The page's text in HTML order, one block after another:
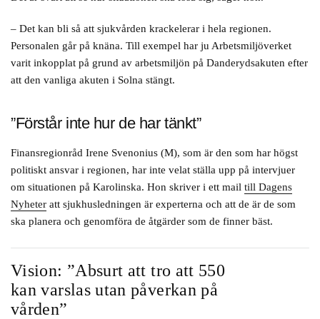
– Det kan bli så att sjukvården krackelerar i hela regionen.
Personalen går på knäna. Till exempel har ju Arbetsmiljöverket
varit inkopplat på grund av arbetsmiljön på Danderydsakuten efter
att den vanliga akuten i Solna stängt.
”Förstår inte hur de har tänkt”
Finansregionråd Irene Svenonius (M), som är den som har högst
politiskt ansvar i regionen, har inte velat ställa upp på intervjuer
om situationen på Karolinska. Hon skriver i ett mail till Dagens
Nyheter att sjukhusledningen är experterna och att de är de som
ska planera och genomföra de åtgärder som de finner bäst.
Vision: ”Absurt att tro att 550
kan varslas utan påverkan på
vården”